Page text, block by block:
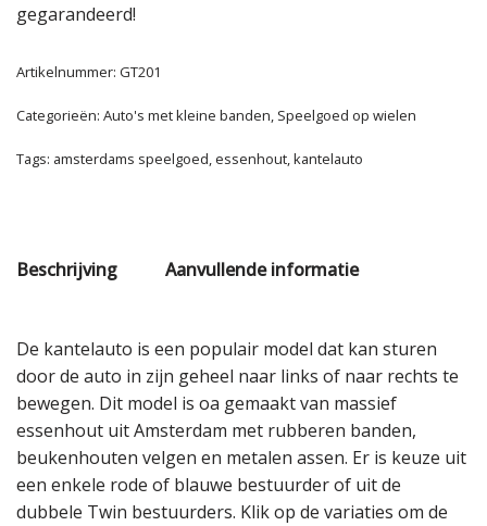
gegarandeerd!
Artikelnummer: GT201
Categorieën: Auto's met kleine banden, Speelgoed op wielen
Tags: amsterdams speelgoed,essenhout,kantelauto
Beschrijving Aanvullende informatie
De kantelauto is een populair model dat kan sturen
door de auto in zijn geheel naar links of naar rechts te
bewegen. Dit model is oa gemaakt van massief
essenhout uit Amsterdam met rubberen banden,
beukenhouten velgen en metalen assen. Er is keuze uit
een enkele rode of blauwe bestuurder of uit de
dubbele Twin bestuurders. Klik op de variaties om de